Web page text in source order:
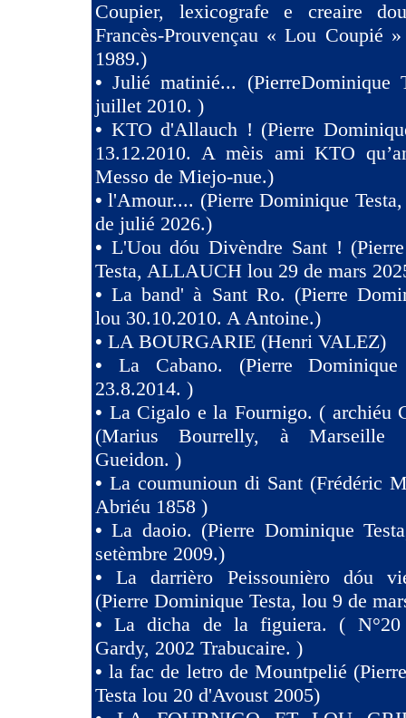
Coupier, lexicografe e creaire
Francès-Prouvençau « Lou Coupié
1989.)
•Julié matinié... (PierreDominique
juillet 2010. )
• KTO d'Allauch ! (Pierre
13.12.2010. A mèis ami KTO
Messo de Miejo-nue.)
•l'Amour.... (Pierre Dominique
de julié 2026.)
• L'Uou dóu Divèndre Sant !
Testa, ALLAUCH lou 29 de mars
•La band' à Sant Ro. (Pierre
lou 30.10.2010. A Antoine.)
• LA BOURGARIE (Henri VALEZ)
• La Cabano. (Pierre
23.8.2014. )
• La Cigalo e la Fournigo. ( archiéu
(Marius Bourrelly, à Marseille
Gueidon. )
• La coumunioun di Sant (Frédéric
Abriéu 1858 )
•La daoio. (Pierre Dominique
setèmbre 2009.)
•La darrièro Peissounièro dóu
(Pierre Dominique Testa, lou 9 de
•La dicha de la figuiera. (
Gardy, 2002 Trabucaire. )
•la fac de letro de Mountpelié
Testa lou 20 d'Avoust 2005)